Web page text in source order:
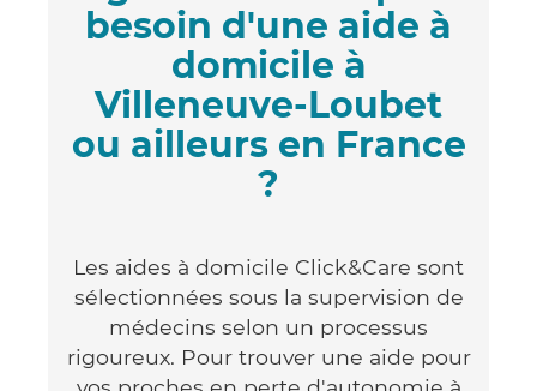
besoin d'une aide à
domicile à
Villeneuve-Loubet
ou ailleurs en France
?
Les aides à domicile Click&Care sont
sélectionnées sous la supervision de
médecins selon un processus
rigoureux. Pour trouver une aide pour